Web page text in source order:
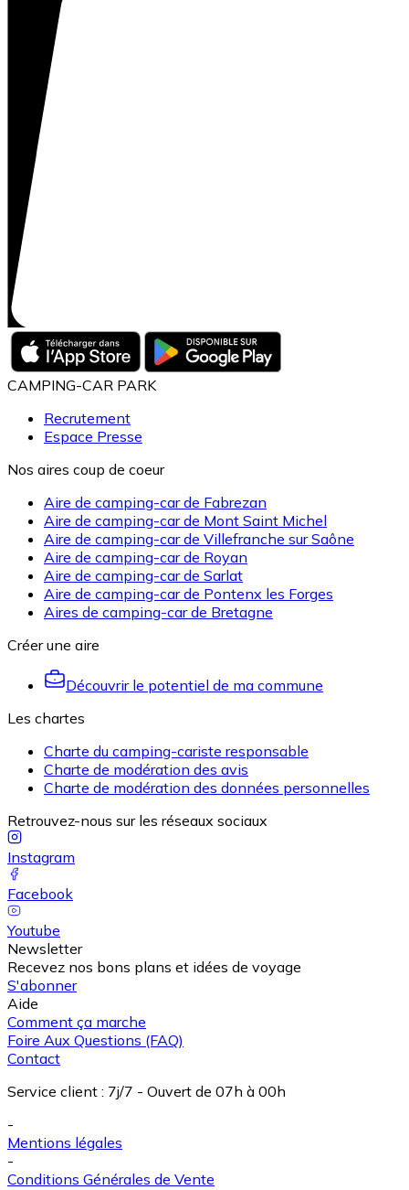
CAMPING-CAR PARK
Recrutement
Espace Presse
Nos aires coup de coeur
Aire de camping-car de Fabrezan
Aire de camping-car de Mont Saint Michel
Aire de camping-car de Villefranche sur Saône
Aire de camping-car de Royan
Aire de camping-car de Sarlat
Aire de camping-car de Pontenx les Forges
Aires de camping-car de Bretagne
Créer une aire
Découvrir le potentiel de ma commune
Les chartes
Charte du camping-cariste responsable
Charte de modération des avis
Charte de modération des données personnelles
Retrouvez-nous sur les réseaux sociaux
Instagram
Facebook
Youtube
Newsletter
Recevez nos bons plans et idées de voyage
S'abonner
Aide
Comment ça marche
Foire Aux Questions (FAQ)
Contact
Service client : 7j/7 - Ouvert de 07h à 00h
-
Mentions légales
-
Conditions Générales de Vente